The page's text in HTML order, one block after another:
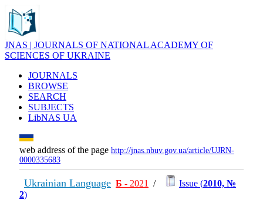
JNAS | JOURNALS OF NATIONAL ACADEMY OF
SCIENCES OF UKRAINE
JOURNALS
BROWSE
SEARCH
SUBJECTS
LibNAS UA
web address of the page http://jnas.nbuv.gov.ua/article/UJRN-
0000335683
Ukrainian Language Б - 2021 / Issue (2010, №
2)